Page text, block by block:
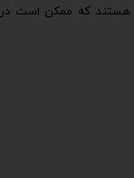
هستند که ممکن است در